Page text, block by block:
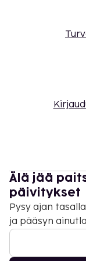
Älä jää
päivitykset
Pysy ajan
ja pääsyn